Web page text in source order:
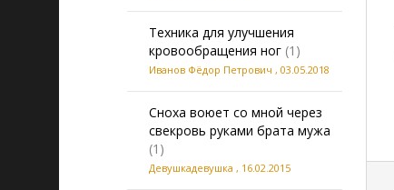
Техника для улучшения
кровообращения ног (1)
Иванов Фёдор Петрович , 03.05.2018
Сноха воюет со мной через
свекровь руками брата мужа
(1)
Девушкадевушка , 16.02.2015